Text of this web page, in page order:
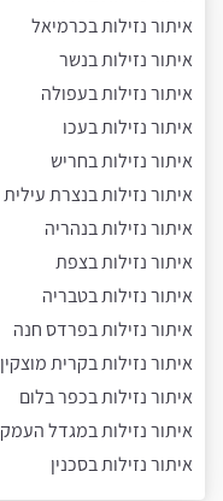
איתור נזילות בכרמיאל
איתור נזילות בנשר
איתור נזילות בעפולה
איתור נזילות בעכו
איתור נזילות בחריש
איתור נזילות בנצרת עילית
איתור נזילות בנהריה
איתור נזילות בצפת
איתור נזילות בטבריה
איתור נזילות בפרדס חנה
איתור נזילות בקרית מוצקין
איתור נזילות בכפר בלום
איתור נזילות במגדל העמק
איתור נזילות בסכנין